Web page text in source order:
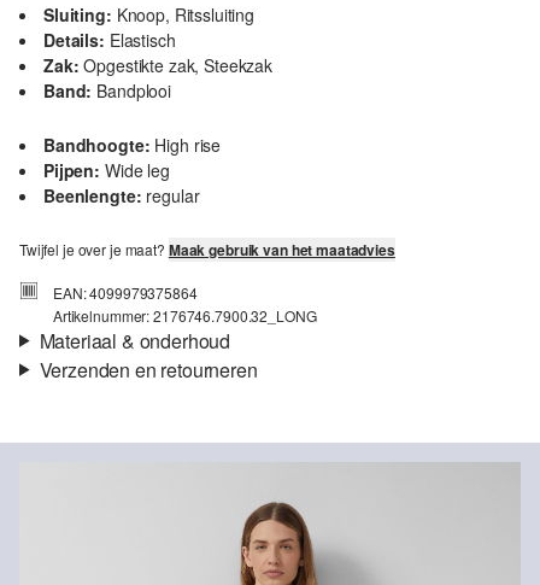
Sluiting: Knoop, Ritssluiting
Details: Elastisch
Zak: Opgestikte zak, Steekzak
Band: Bandplooi
Bandhoogte: High rise
Pijpen: Wide leg
Beenlengte: regular
Twijfel je over je maat? Maak gebruik van het maatadvies
EAN: 4099979375864
Artikelnummer: 2176746.7900.32_LONG
Materiaal & onderhoud
Verzenden en retourneren
Je bestelling wordt binnen 3-5 werkdagen verzonden door Post